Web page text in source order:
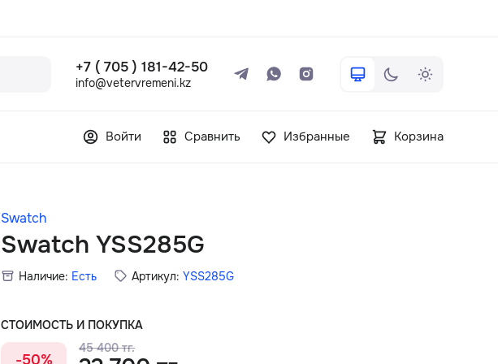
+7 ( 705 ) 181-42-50
info@vetervremeni.kz
Войти Сравнить Избранные Корзина
Swatch
Swatch YSS285G
Наличие: Есть Артикул: YSS285G
СТОИМОСТЬ И ПОКУПКА
45 400 тг.
+7 ( 705 ) 181-42-50